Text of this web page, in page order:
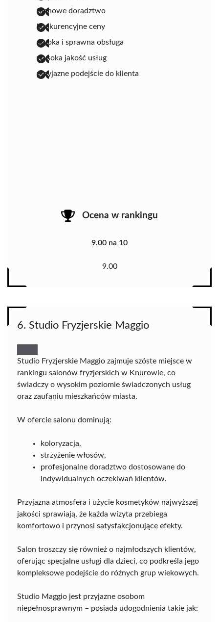
fachowe doradztwo
konkurencyjne ceny
szybka i sprawna obsługa
wysoka jakość usług
przyjazne podejście do klienta
Ocena w rankingu
9.00 na 10
9.00
6. Studio Fryzjerskie Maggio
Studio Fryzjerskie Maggio zajmuje szóste miejsce w
rankingu salonów fryzjerskich w Knurowie, co
świadczy o wysokim poziomie świadczonych usług
oraz zaufaniu mieszkańców miasta.
W ofercie salonu dominują:
koloryzacja,
strzyżenie włosów,
profesjonalne doradztwo dostosowane do
indywidualnych oczekiwań klientów.
Przyjazna atmosfera i użycie kosmetyków najwyższej
jakości sprawiają, że każda wizyta przebiega
komfortowo i przynosi satysfakcjonujące efekty.
Salon troszczy się również o najmłodszych klientów,
oferując specjalne usługi dla dzieci, co podkreśla jego
kompleksowe podejście do różnych grup wiekowych.
Studio Maggio jest przyjazne osobom
niepełnosprawnym – posiada udogodnienia takie jak: